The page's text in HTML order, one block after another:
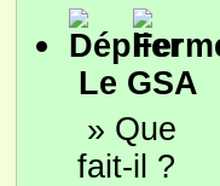
Le GSA
» Que
fait-il ?